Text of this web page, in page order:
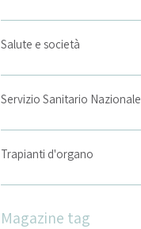
Salute e società
Servizio Sanitario Nazionale
Trapianti d'organo
Magazine tag